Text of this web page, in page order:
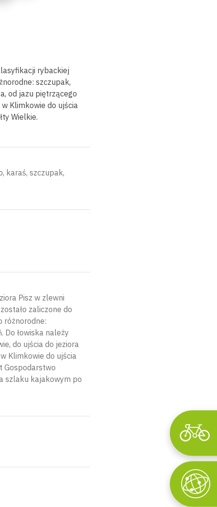
rybackiej
szczupak,
od jazu piętrzącego
Klimkowie do ujścia
Wielkie.
karaś, szczupak,
Pisz w zlewni
zaliczone do
różnorodne:
Do łowiska należy
do ujścia do jeziora
Klimkowie do ujścia
Gospodarstwo
szlaku kajakowym po
Wyszukaj